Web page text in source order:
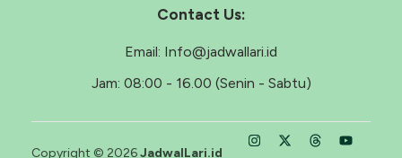
Contact Us:
Email: Info@jadwallari.id
Jam: 08:00 - 16.00 (Senin - Sabtu)
Copyright © 2026JadwalLari.id